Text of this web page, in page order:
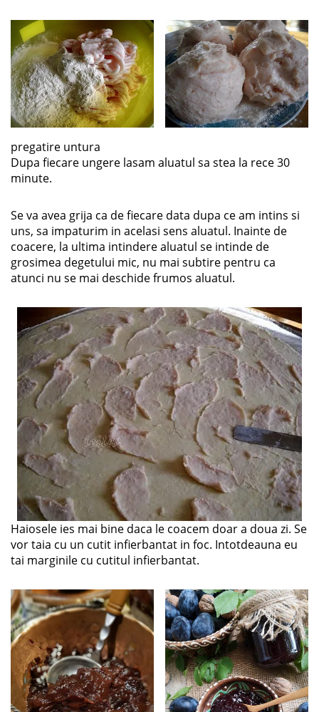
pregatire untura
Dupa fiecare ungere lasam aluatul sa stea la rece 30
minute.
Se va avea grija ca de fiecare data dupa ce am intins si
uns, sa impaturim in acelasi sens aluatul. Inainte de
coacere, la ultima intindere aluatul se intinde de
grosimea degetului mic, nu mai subtire pentru ca
atunci nu se mai deschide frumos aluatul.
Haiosele ies mai bine daca le coacem doar a doua zi. Se
vor taia cu un cutit infierbantat in foc. Intotdeauna eu
tai marginile cu cutitul infierbantat.